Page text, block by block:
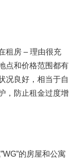
租房 – 理由很充
点和价格范围都有
况良好，相当于自
，防止租金过度增
的房屋和公寓